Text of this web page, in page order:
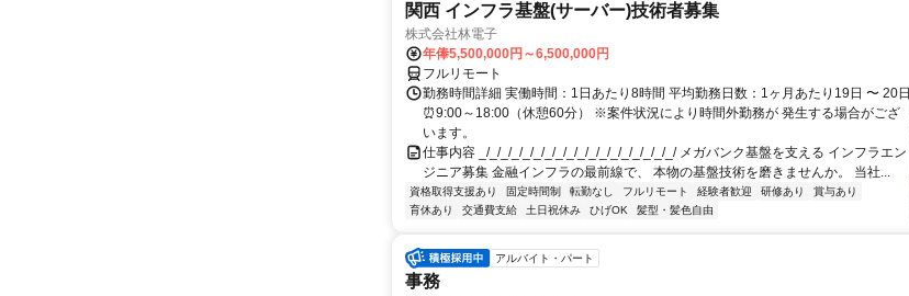
関西 インフラ基盤(サーバー)技術者募集
株式会社林電子
年俸5,500,000円～6,500,000円
フルリモート
勤務時間詳細 実働時間：1日あたり8時間 平均勤務日数：1ヶ月あたり19日 〜 20日
⏰9:00～18:00（休憩60分） ※案件状況により時間外勤務が 発生する場合がござ
います。
仕事内容 _/_/_/_/_/_/_/_/_/_/_/_/_/_/_/_/_/_/ メガバンク基盤を支える インフラエン
ジニア募集 金融インフラの最前線で、 本物の基盤技術を磨きませんか。 当社...
資格取得支援あり 固定時間制 転勤なし フルリモート 経験者歓迎 研修あり
賞与あり
育休あり
交通費支給 土日祝休み ひげOK 髪型・髪色自由
アルバイト・パート
事務